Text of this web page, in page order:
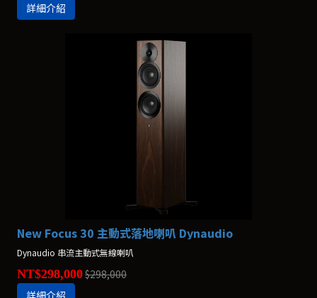
詳細介紹
New Focus 30 主動式落地喇叭 Dynaudio
Dynaudio 串流主動式無線喇叭
NT$298,000$298,000
詳細介紹